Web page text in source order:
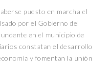
puesto en marcha el
por el Gobierno del
en el municipio de
constatan el desarrollo
y fomentan la unión